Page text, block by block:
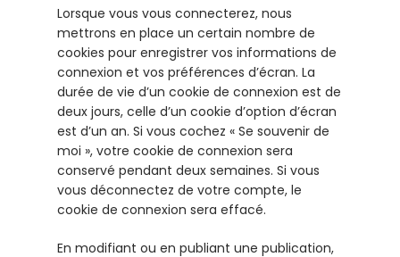
Lorsque vous vous connecterez, nous
mettrons en place un certain nombre de
cookies pour enregistrer vos informations de
connexion et vos préférences d’écran. La
durée de vie d’un cookie de connexion est de
deux jours, celle d’un cookie d’option d’écran
est d’un an. Si vous cochez « Se souvenir de
moi », votre cookie de connexion sera
conservé pendant deux semaines. Si vous
vous déconnectez de votre compte, le
cookie de connexion sera effacé.
En modifiant ou en publiant une publication,